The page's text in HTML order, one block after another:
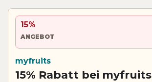
15%
ANGEBOT
myfruits
15% Rabatt bei myfruits